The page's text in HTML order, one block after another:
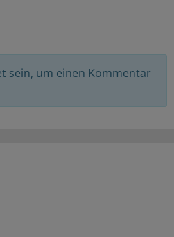
sein, um einen Kommentar